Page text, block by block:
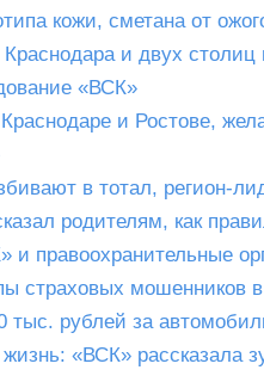
кожи, сметана от
и двух
«ВСК»
и Ростове,
в тотал, регион-
родителям, как
правоохранительные
страховых мошенников
тыс. рублей за
«ВСК» рассказала